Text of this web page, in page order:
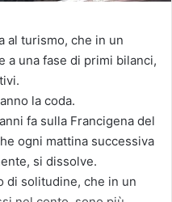
al turismo, che in un
a una fase di primi bilanci,
la coda.
fa sulla Francigena del
ogni mattina successiva
si dissolve.
di solitudine, che in un